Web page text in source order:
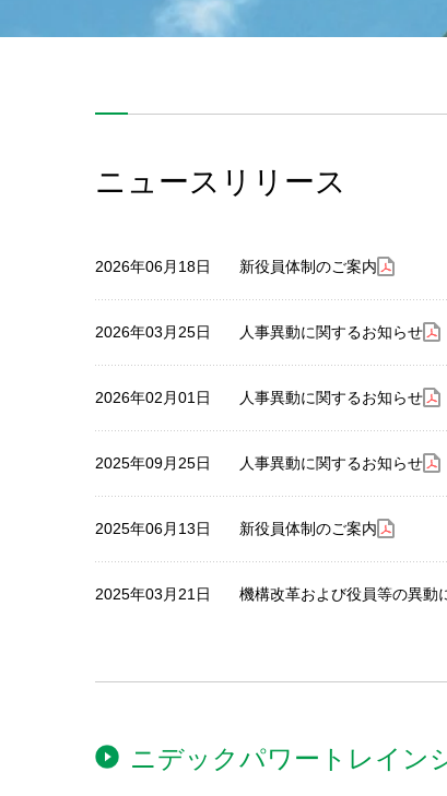
ニュースリリース
2026年06月18日 新役員体制のご案内
2026年03月25日 人事異動に関するお知らせ
2026年02月01日 人事異動に関するお知らせ
2025年09月25日 人事異動に関するお知らせ
2025年06月13日 新役員体制のご案内
2025年03月21日 機構改革および役員等の異動
ニデックパワートレイン